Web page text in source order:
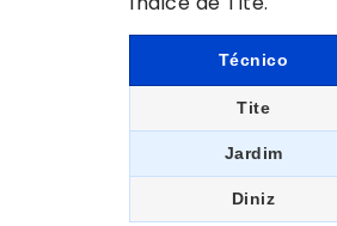
Técnico
Tite
Jardim
Diniz